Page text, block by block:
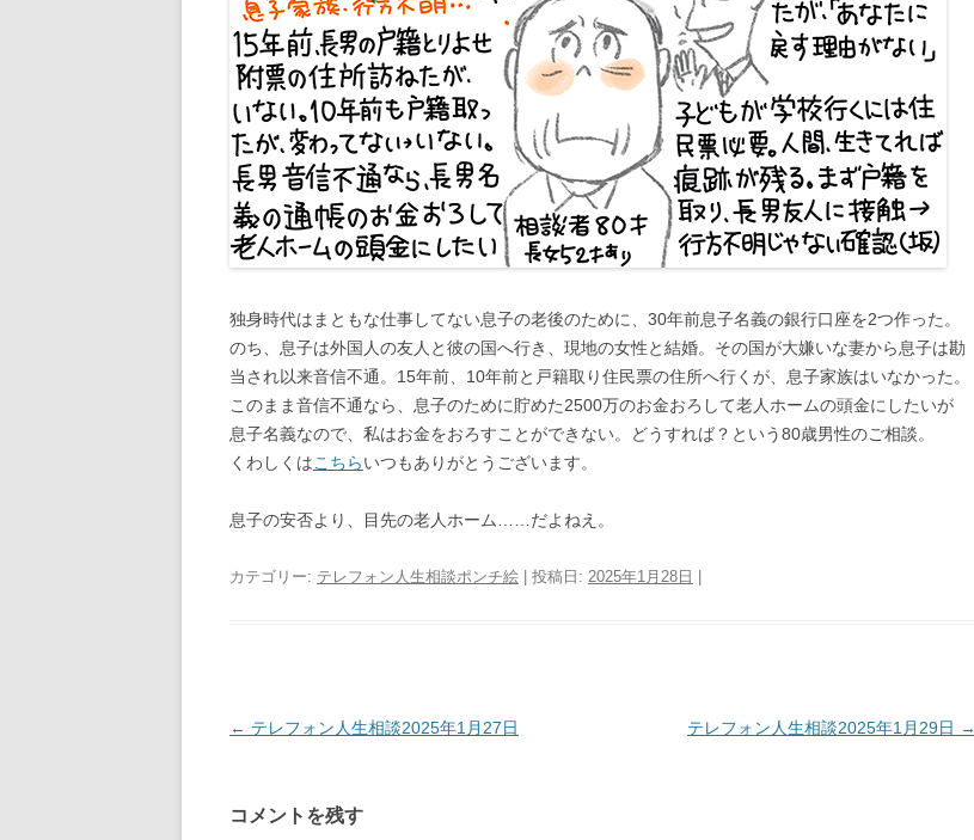
独身時代はまともな仕事してない息子の老後のために、30年前息子名義の銀行口座を2つ作った。
のち、息子は外国人の友人と彼の国へ行き、現地の女性と結婚。その国が大嫌いな妻から息子は勘
当され以来音信不通。15年前、10年前と戸籍取り住民票の住所へ行くが、息子家族はいなかった。
このまま音信不通なら、息子のために貯めた2500万のお金おろして老人ホームの頭金にしたいが
息子名義なので、私はお金をおろすことができない。どうすれば？という80歳男性のご相談。
くわしくはこちらいつもありがとうございます。
息子の安否より、目先の老人ホーム……だよねえ。
カテゴリー: テレフォン人生相談ポンチ絵 | 投稿日: 2025年1月28日
投
ビ
← テレフォン人生相談2025年1月27日 テレフォン人生相談2025年1月29日 →
コメントを残す